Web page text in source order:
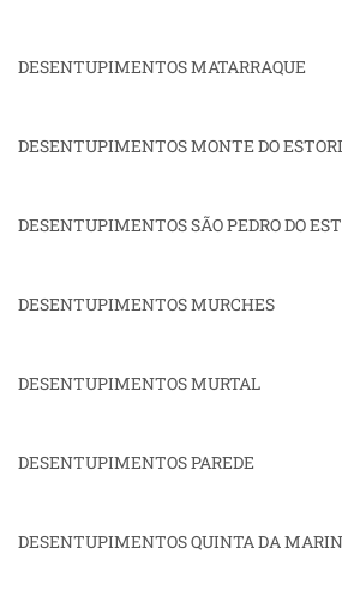
DESENTUPIMENTOS MATARRAQUE
DESENTUPIMENTOS MONTE DO
DESENTUPIMENTOS SÃO PEDRO DO
DESENTUPIMENTOS MURCHES
DESENTUPIMENTOS MURTAL
DESENTUPIMENTOS PAREDE
DESENTUPIMENTOS QUINTA DA